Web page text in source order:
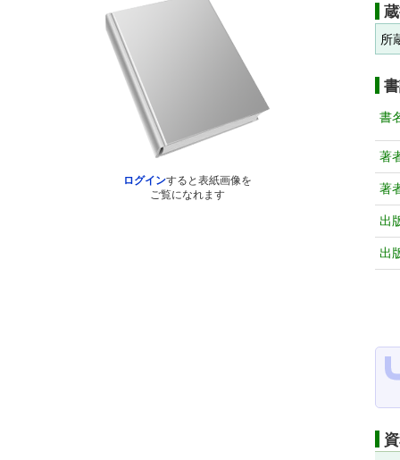
ログインすると表紙画像を
ご覧になれます
所
書
著
著
出
出